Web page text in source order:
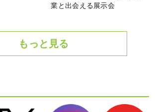
業と出会える展示会
もっと見る